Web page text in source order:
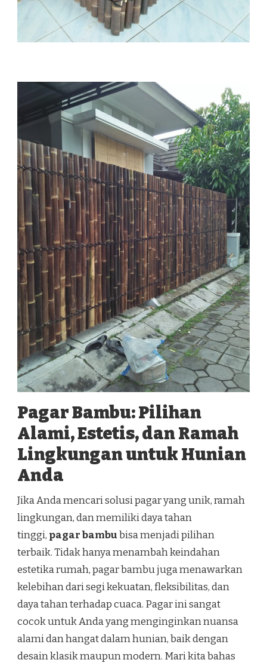
Pagar Bambu: Pilihan
Alami, Estetis, dan Ramah
Lingkungan untuk Hunian
Anda
Jika Anda mencari solusi pagar yang unik, ramah
lingkungan, dan memiliki daya tahan
tinggi, pagar bambubisa menjadi pilihan
terbaik. Tidak hanya menambah keindahan
estetika rumah, pagar bambu juga menawarkan
kelebihan dari segi kekuatan, fleksibilitas, dan
daya tahan terhadap cuaca. Pagar ini sangat
cocok untuk Anda yang menginginkan nuansa
alami dan hangat dalam hunian, baik dengan
desain klasik maupun modern. Mari kita bahas